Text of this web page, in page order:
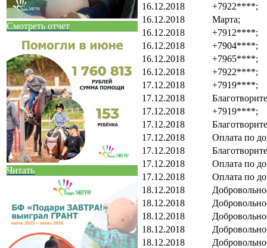
Смотреть отчет
Читать
16.12.2018
+7922****;
16.12.2018
Марта;
16.12.2018
+7912****;
16.12.2018
+7904****;
16.12.2018
+7965****;
16.12.2018
+7922****;
17.12.2018
+7919****;
17.12.2018
17.12.2018
+7919****;
17.12.2018
17.12.2018
Оплата по
17.12.2018
17.12.2018
Оплата по
17.12.2018
Оплата по
18.12.2018
18.12.2018
18.12.2018
18.12.2018
18.12.2018